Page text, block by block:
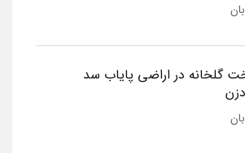
گلخانه در اراضی پایاب سد